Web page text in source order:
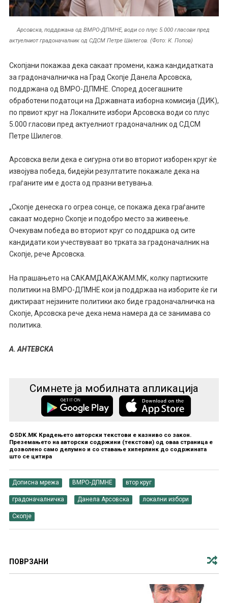
Арсовска, поддржана од ВМРО-ДПМНЕ, води со плус 5.000 гласови пред
актуелниот градоначалник од СДСМ Петре Шилегов. (Фото: К. Попов)
Скопјани покажаа дека сакаат промени, кажа кандидатката
за градоначалничка на Град Скопје Данела Арсовска,
поддржана од ВМРО-ДПМНЕ. Според досегашните
обработени податоци на Државната изборна комисија (ДИК),
по првиот круг на Локалните избори Арсовска води со плус
5.000 гласови пред актуелниот градоначалник од СДСМ
Петре Шилегов.
Арсовска вели дека е сигурна оти во вториот изборен круг ќе
извојува победа, бидејќи резултатите покажале дека на
граѓаните им е доста од празни ветувања.
„Скопје денеска го огреа сонце, се покажа дека граѓаните
сакаат модерно Скопје и подобро место за живеење.
Очекувам победа во вториот круг со поддршка од сите
кандидати кои учествуваат во трката за градоначалник на
Скопје, рече Арсовска.
На прашањето на САКАМДАКАЖАМ.МК, колку партиските
политики на ВМРО-ДПМНЕ кои ја поддржаа на изборите ќе ги
диктираат нејзините политики ако биде градоначалничка на
Скопје, Арсовска рече дека нема намера да се занимава со
политика.
А. АНТЕВСКА
Симнете ја мобилната апликација
©SDK.MK Крадењето авторски текстови е казниво со закон.
Преземањето на авторски содржини (текстови) од оваа страница е
дозволено само делумно и со ставање хиперлинк до содржината
што се цитира
Дописна мрежа ВМРО-ДПМНЕ втор круг
градоначалничка Данела Арсовска локални избори
Скопје
ПОВРЗАНИ